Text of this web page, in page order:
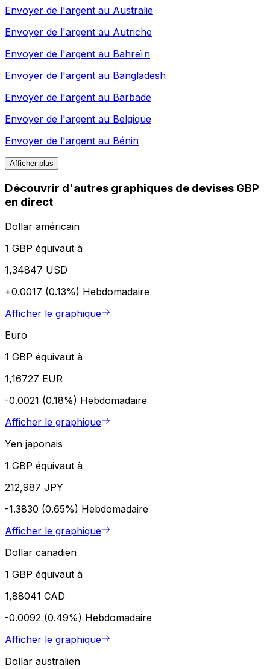
Envoyer de l'argent au Australie
Envoyer de l'argent au Autriche
Envoyer de l'argent au Bahreïn
Envoyer de l'argent au Bangladesh
Envoyer de l'argent au Barbade
Envoyer de l'argent au Belgique
Envoyer de l'argent au Bénin
Afficher plus
Découvrir d'autres graphiques de devises GBP
en direct
Dollar américain
1 GBP équivaut à
1,34847 USD
+0.0017 (0.13%) Hebdomadaire
Afficher le graphique
Euro
1 GBP équivaut à
1,16727 EUR
-0.0021 (0.18%) Hebdomadaire
Afficher le graphique
Yen japonais
1 GBP équivaut à
212,987 JPY
-1.3830 (0.65%) Hebdomadaire
Afficher le graphique
Dollar canadien
1 GBP équivaut à
1,88041 CAD
-0.0092 (0.49%) Hebdomadaire
Afficher le graphique
Dollar australien